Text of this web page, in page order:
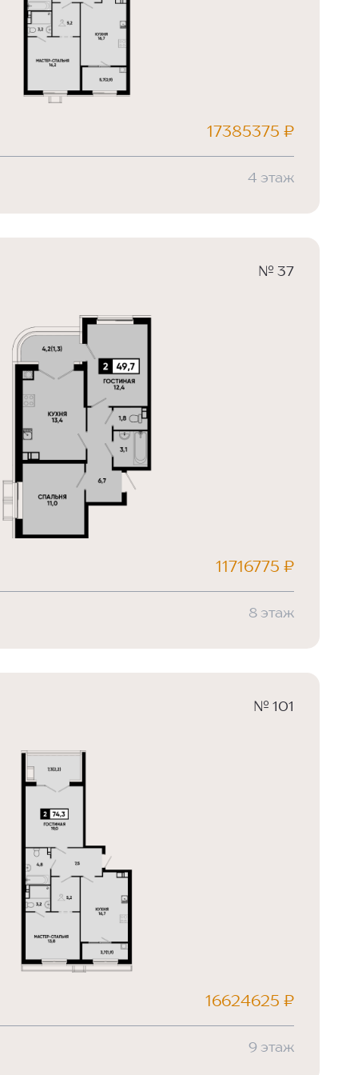
17385375 ₽
4 этаж
№ 37
11716775 ₽
8 этаж
№ 101
16624625 ₽
9 этаж